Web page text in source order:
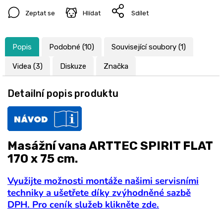
Zeptat se Hlídat Sdílet
Popis Podobné (10) Související soubory (1)
Videa (3) Diskuze Značka
Detailní popis produktu
Masážní vana ARTTEC SPIRIT FLAT
170 x 75 cm.
Využijte možnosti montáže našimi servisními
techniky a ušetřete díky zvýhodněné sazbě
DPH. Pro ceník služeb klikněte zde.